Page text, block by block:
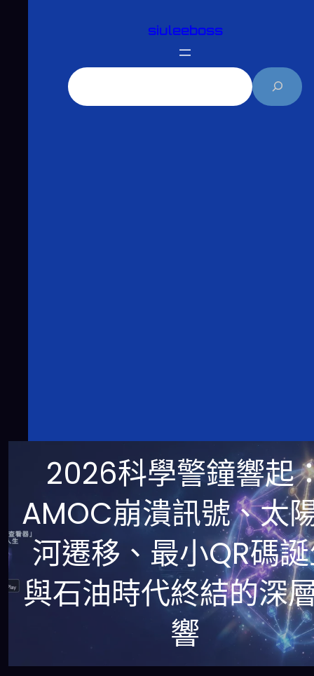
siuleeboss
2026科學警鐘響起
AMOC崩潰訊號、太
河遷移、最小QR碼
與石油時代終結的深
響